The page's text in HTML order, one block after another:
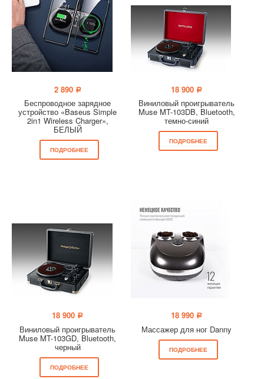
2 890 a
Беспроводное зарядное
устройство «Baseus Simple
2in1 Wireless Charger»,
БЕЛЫЙ
ПОДРОБНЕЕ
18 900 a
Виниловый проигрыватель
Muse MT-103DB, Bluetooth,
темно-синий
ПОДРОБНЕЕ
18 900 a
Виниловый проигрыватель
Muse MT-103GD, Bluetooth,
черный
ПОДРОБНЕЕ
18 990 a
Массажер для ног Danny
ПОДРОБНЕЕ